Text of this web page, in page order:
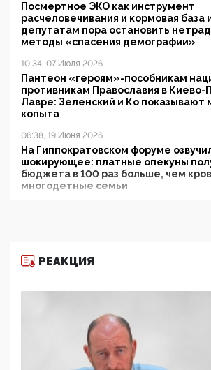
Посмертное ЭКО как инструмент
расчеловечивания и кормовая база
депутатам пора остановить
методы «спасения демографии»
10:34, 07 Июля 2026
Пантеон «героям»-пособникам
противникам Православия в Киево-
Лавре: Зеленский и Ко показывают
копыта
06:38, 19 Июня 2026
На Гиппократовском форуме
шокирующее: платные опекуны
бюджета в 100 раз больше, чем
многодетные семьи
11:53, 09 Июня 2026
деятельность ИИТО ЮНЕСКО в
цифроглобалисты продолжают
повестку в образовании
09:43, 01 Июня 2026
5G за счет здоровья граждан:
отобрать у регионов и
РЕАКЦИЯ